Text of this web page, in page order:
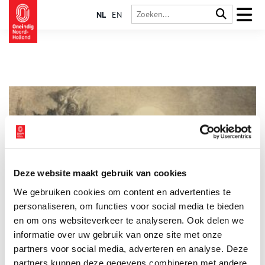
Deze website maakt gebruik van cookies
We gebruiken cookies om content en advertenties te
personaliseren, om functies voor social media te bieden
en om ons websiteverkeer te analyseren. Ook delen we
informatie over uw gebruik van onze site met onze
partners voor social media, adverteren en analyse. Deze
partners kunnen deze gegevens combineren met andere
NL EN
Aan het eind van de negentiende eeuw deed de arts Cornelis
Bakker (1863-1933) veldwerk in Broek in Waterland en
omgeving. Hij was niet alleen arts, maar ook verzamelaar van
volksverhalen. Terwijl hij zijn patiënten bezocht, luisterde hij
aandachtig naar wat ze te vertellen hadden. Zo nu en dan
kwamen er bijzondere anekdotes voorbij over heksen,
tovenaars en magie. Zoals over Herk Ooievaar, een mysterieuze